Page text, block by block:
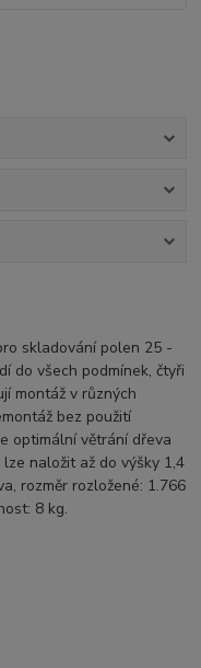
skladování polen 25 -
do všech podmínek, čtyři
montáž v různých
bez použití
optimální větrání dřeva
naložit až do výšky 1,4
rozměr rozložené: 1.766
8 kg.